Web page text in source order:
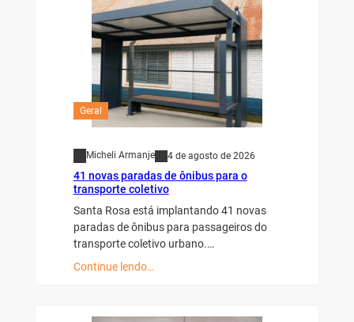
Geral
Micheli Armanje 4 de agosto de 2026
41 novas paradas de ônibus para o
transporte coletivo
Santa Rosa está implantando 41 novas
paradas de ônibus para passageiros do
transporte coletivo urbano.…
Continue lendo…